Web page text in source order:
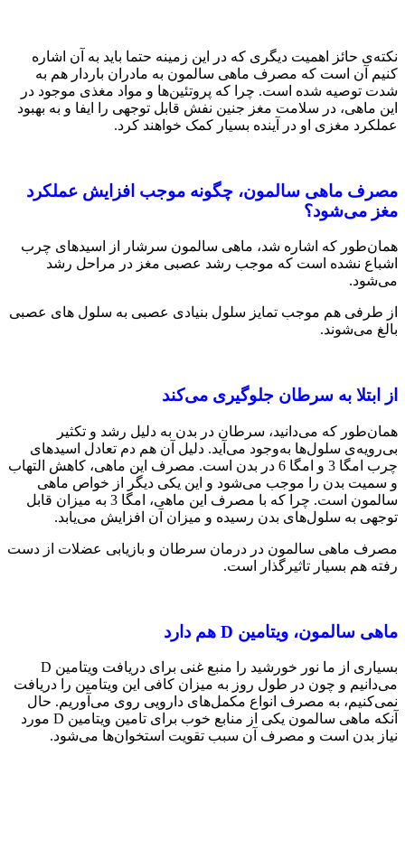
نکته‌ی حائز اهمیت دیگری که در این زمینه حتما باید به ‌آن اشاره
کنیم آن است که مصرف ماهی سالمون به مادران باردار هم به
‌شدت توصیه‌ شده ‌است. چرا که پروتئین‌ها و مواد مغذی موجود در
این ماهی، در سلامت مغز جنین نفش قابل توجهی را ایفا و به بهبود
عملکرد مغزی او در آینده بسیار کمک خواهند کرد.
مصرف ماهی سالمون، چگونه موجب افزایش عملکرد
مغز می‌شود؟
همان‌طور که اشاره شد، ماهی سالمون سرشار از اسیدهای چرب
اشباع ‌نشده است که موجب رشد عصبی مغز در مراحل رشد
می‌شود.
از طرفی هم موجب تمایز سلول بنیادی عصبی به سلول های عصبی
بالغ می‌شوند.
از ابتلا به سرطان جلوگیری می‌کند
همان‌طور که می‌دانید، سرطان در بدن به دلیل رشد و تکثیر
بی‌رویه‌ی سلول‌ها به‌وجود می‌آید. دلیل آن هم دم تعادل اسیدهای
چرب امگا 3 و امگا 6 در بدن است. مصرف این ماهی، کاهش التهاب
و سمیت بدن را موجب می‌شود و این یکی دیگر از خواص ماهی
سالمون است. چرا که با مصرف این ماهی، امگا 3 به میزان قابل
توجهی به سلول‌های بدن رسیده و میزان آن افزایش می‌یابد.
مصرف ماهی سالمون در درمان سرطان و بازیابی عضلات از دست
‌رفته هم بسیار تاثیرگذار است.
ماهی سالمون، ویتامین D هم دارد
بسیاری از ما نور خورشید را منبع غنی برای دریافت ویتامین D
می‌دانیم و چون در طول روز به ‌میزان کافی این ویتامین را دریافت
نمی‌کنیم، به مصرف انواع مکمل‌های دارویی روی می‌آوریم. حال
آنکه ماهی سالمون یکی از منابع خوب برای تامین ویتامین D مورد
نیاز بدن است و مصرف آن سبب تقویت استخوان‌ها می‌شود.